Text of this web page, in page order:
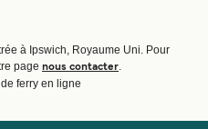
à Ipswich, Royaume Uni. Pour
page nous contacter.
ferry en ligne